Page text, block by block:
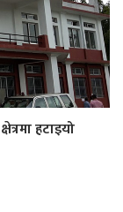
हटाइयो